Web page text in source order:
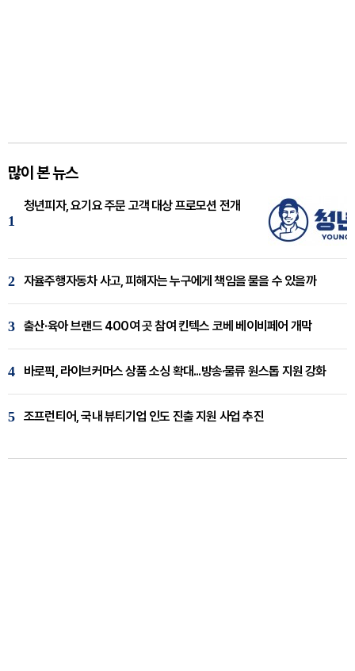
많이 본 뉴스
1
청년피자, 요기요 주문 고객 대상 프로모션 전개
2 자율주행자동차 사고, 피해자는 누구에게 책임을 물을 수 있을까
3 출산·육아 브랜드 400여 곳 참여 킨텍스 코베 베이비페어 개막
4 바로픽, 라이브커머스 상품 소싱 확대...방송·물류 원스톱 지원 강화
5 조프런티어, 국내 뷰티기업 인도 진출 지원 사업 추진